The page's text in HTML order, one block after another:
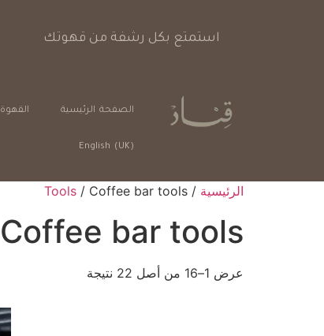
بكل رشفة من قهوتك
الصفحة الرئيسية القهوة
English (UK)
الرئيسية /
Tools / Coffee bar tools
Coffee bar tools
عرض 1–16 من أصل 22 نتيجة